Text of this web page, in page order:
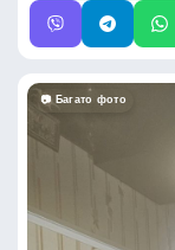
📷 Багато фото